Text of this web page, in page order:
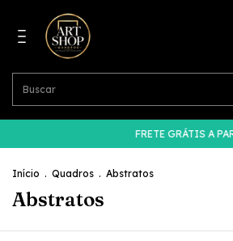
FRETE GRÁTIS A PARTIR DE R$599
Início . Quadros . Abstratos
Abstratos